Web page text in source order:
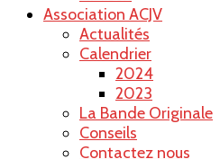
Association ACJV
Actualités
Calendrier
2024
2023
La Bande Originale
Conseils
Contactez nous